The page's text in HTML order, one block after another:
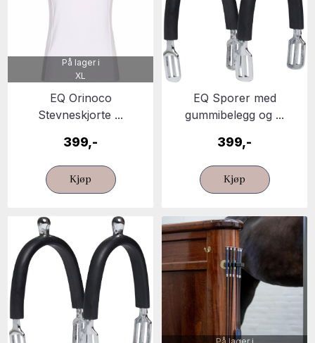
På lager i
XL
EQ Orinoco
Stevneskjorte ...
399,-
Kjøp
EQ Sporer med
gummibelegg og ...
399,-
Kjøp